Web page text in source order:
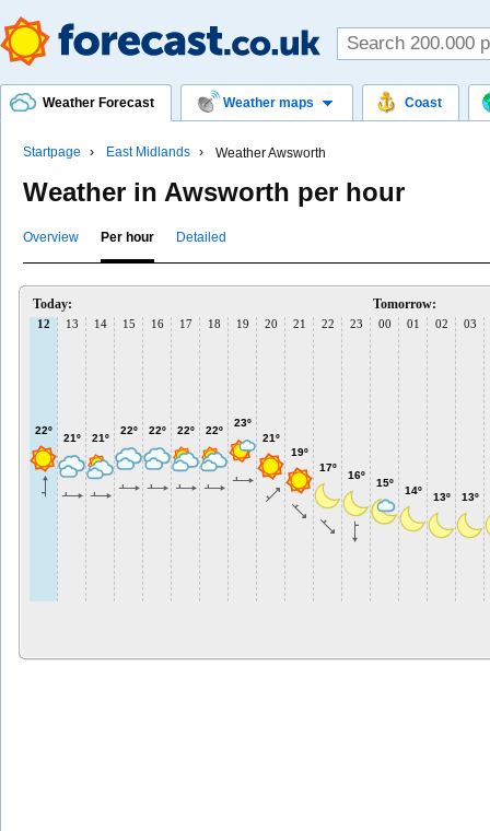
Weather Forecast Weather maps Coast
Startpage East Midlands Weather Awsworth
Weather in Awsworth per hour
Overview Per hour Detailed
Today:
12
22º
13
21º
14
21º
15
22º
16
22º
17
22º
18
22º
19
23º
20
21º
21
19º
22
17º
23
16º
Tomorrow:
00
15º
01
14º
02
13º
03
13º